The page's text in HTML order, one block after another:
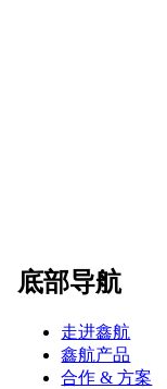
底部导航
走进鑫航
鑫航产品
合作 & 方案